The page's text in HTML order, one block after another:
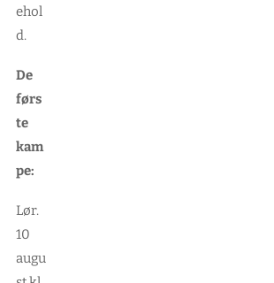
ehol
d.
De
førs
te
kam
pe:
Lør.
10
augu